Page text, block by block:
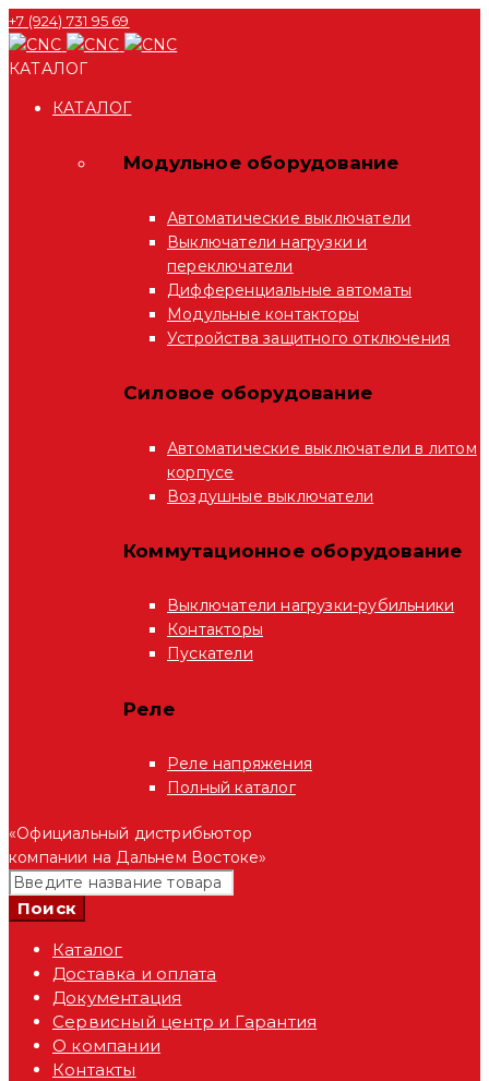
+7 (924) 731 95 69
КАТАЛОГ
КАТАЛОГ
Модульное оборудование
Автоматические выключатели
Выключатели нагрузки и
переключатели
Дифференциальные автоматы
Модульные контакторы
Устройства защитного отключения
Силовое оборудование
Автоматические выключатели в литом
корпусе
Воздушные выключатели
Коммутационное оборудование
Выключатели нагрузки-рубильники
Контакторы
Пускатели
Реле
Реле напряжения
Полный каталог
«Официальный дистрибьютор
компании на Дальнем Востоке»
Каталог
Доставка и оплата
Документация
Сервисный центр и Гарантия
О компании
Контакты